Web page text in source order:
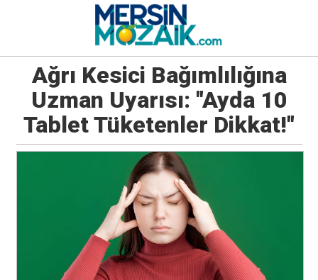
Ağrı Kesici Bağımlılığına
Uzman Uyarısı: "Ayda 10
Tablet Tüketenler Dikkat!"